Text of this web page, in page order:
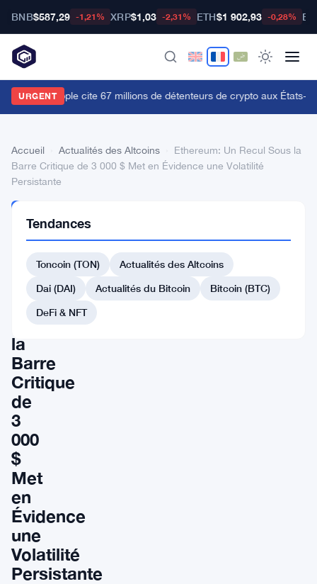
BNB$587,29 -1,21% XRP$1,03 -2,31% ETH$1 902,93 -0,28%
URGENT
CLO de Ripple cite 67 millions de détenteurs de crypto aux États-
Accueil Actualités des Altcoins
Ethereum: Un Recul Sous la
Barre Critique de 3 000 $ Met en Évidence une Volatilité
Persistante
DES
ALTCOINS
Ethereum:
Recul
la
Barre
Critique
de
3
000
$
Met
en
Évidence
une
Volatilité
Persistante
Tendances
Toncoin (TON)
Actualités des Altcoins
Dai (DAI)
Actualités du Bitcoin
Bitcoin (BTC)
DeFi & NFT